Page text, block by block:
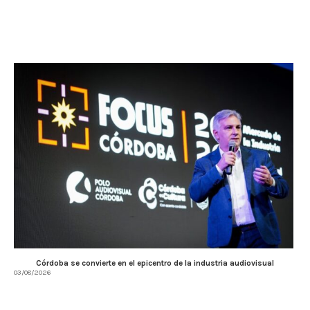
Córdoba se convierte en el epicentro de la industria audiovisual
03/08/2026